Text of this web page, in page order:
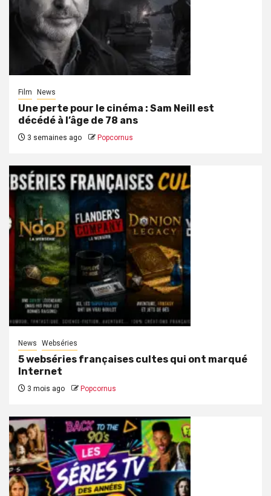
Film News
Une perte pour le cinéma : Sam Neill est
décédé à l’âge de 78 ans
3 semaines ago Popcornus
News Webséries
5 webséries françaises cultes qui ont marqué
Internet
3 mois ago Popcornus